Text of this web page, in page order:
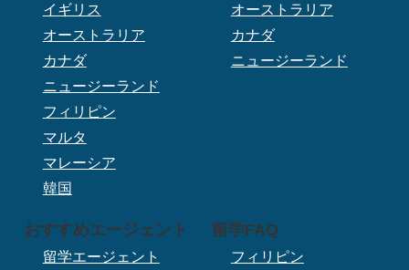
イギリス
オーストラリア
カナダ
ニュージーランド
フィリピン
マルタ
マレーシア
韓国
オーストラリア
カナダ
ニュージーランド
おすすめエージェント
留学エージェント
留学FAQ
フィリピン